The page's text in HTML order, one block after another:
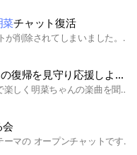
菜チャット復活
90名ほどいた中森明菜チャットが削除されてしまいました。前いた方や新しい方も入ってください！
復帰を見守り応援しよう。
明菜ちゃんのファンの方、皆で楽しく明菜ちゃんの楽曲を聞いたり動画を見て癒されましょう。サブルームも充実してますよ。
会
中森明菜さんの音楽がメインテーマの オープンチャットです シングル曲はもちろん、 アルバム曲の雑談も大歓迎！ デビュー当時から応援している方から、 最近ファンになったという方まで、 ファン歴問わずご参加お待ちしてます！ 聞き専参加もOKです！ 退会ログは出ないので、 お気軽にご参加ください！ 2026年7月・9月、20年ぶりに開催されるツアー「Akina Nakamori Live Tour 2026」に関するトークもぜひ！ #中森明菜 #明菜 #音楽 #歌謡 #Jポップ #Akina #Music #AkinaNakamoriLiveTour2026